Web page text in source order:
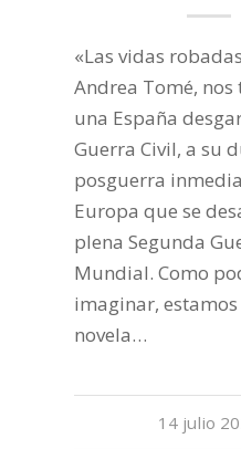
«Las vidas
Andrea Tomé, nos
una España
Guerra Civil, a su
posguerra
Europa que se
plena Segunda
Mundial. Como
imaginar,
novela…
14 julio